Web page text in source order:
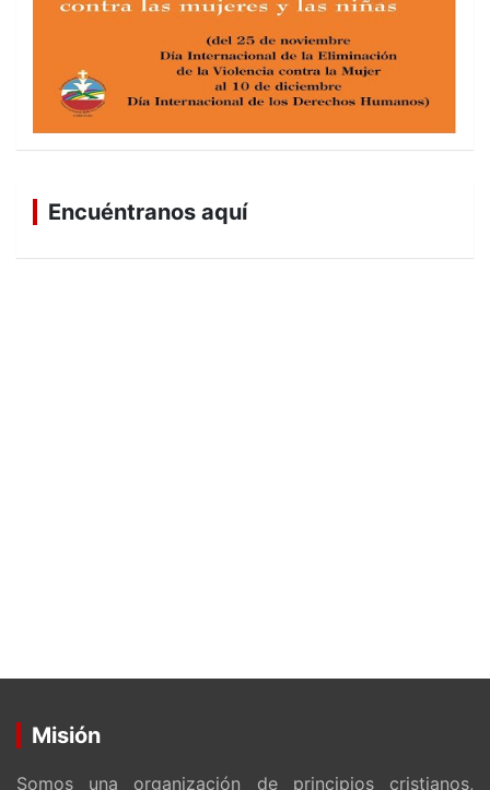
Encuéntranos aquí
Misión
Somos una organización de principios cristianos,